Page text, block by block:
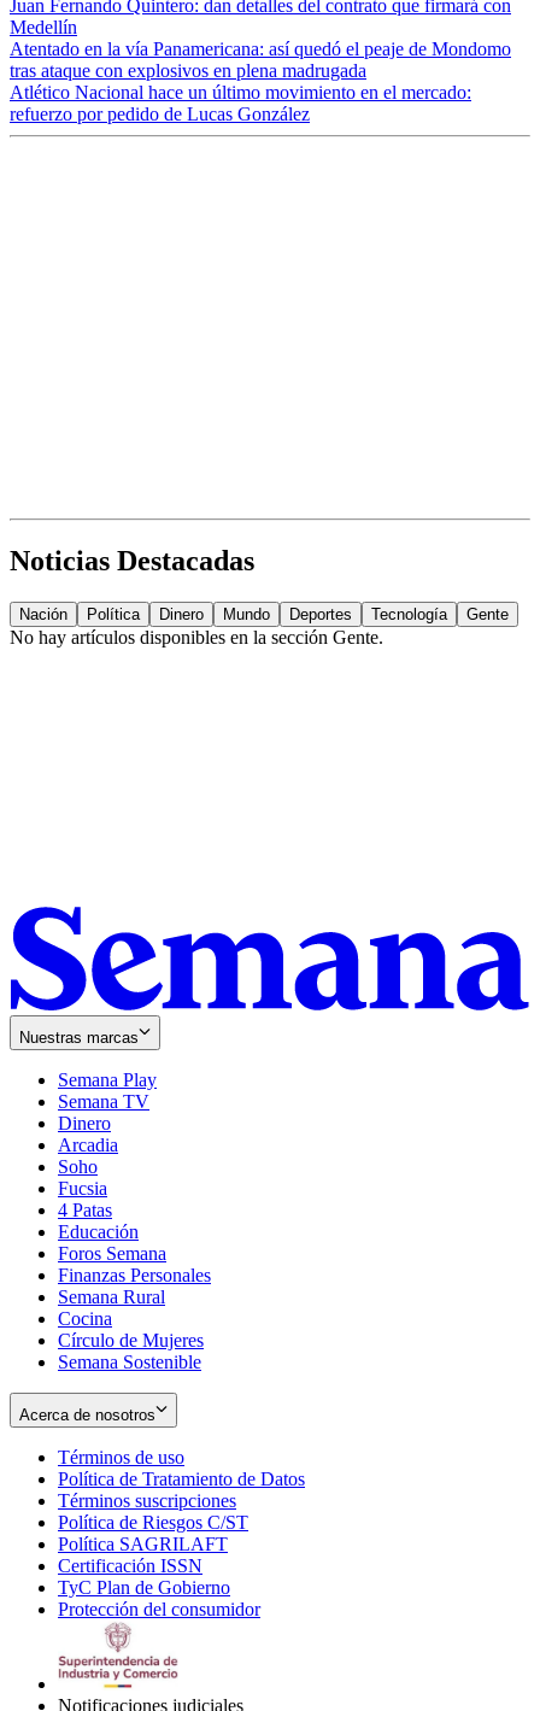
Juan Fernando Quintero: dan detalles del contrato que firmará con
Medellín
Atentado en la vía Panamericana: así quedó el peaje de Mondomo
tras ataque con explosivos en plena madrugada
Atlético Nacional hace un último movimiento en el mercado:
refuerzo por pedido de Lucas González
Noticias Destacadas
Nación Política Dinero Mundo Deportes Tecnología Gente
No hay artículos disponibles en la sección Gente.
Nuestras marcas
Semana Play
Semana TV
Dinero
Arcadia
Soho
in
new
window
Fucsia
in
new
window
4 Patas
Educación
Foros Semana
Finanzas Personales
Semana Rural
Cocina
Círculo de Mujeres
Semana Sostenible
Acerca de nosotros
Términos de uso
in
new
window
Política de Tratamiento de Datos
Términos suscripciones
in
Política de Riesgos C/ST
Política SAGRILAFT
new
window
Certificación ISSN
in
new
TyC Plan de Gobierno
in
Protección del consumidorOpens
Notificaciones judiciales